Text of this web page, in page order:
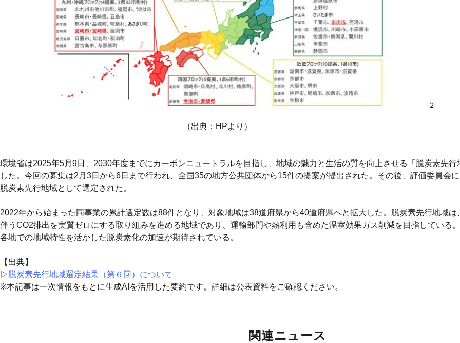
（出典：HPより）
環境省は2025年5月9日、2030年度までにカーボンニュートラルを目指し、地域の魅力と生活の質を向上させる「脱炭素先
した。今回の募集は2月3日から6日まで行われ、全国35の地方公共団体から15件の提案が提出された。その後、評価委員会
脱炭素先行地域として選定された。
2022年から始まった同事業の累計選定数は88件となり、対象地域は38道府県から40道府県へと拡大した。脱炭素先行地域
伴うCO2排出を実質ゼロにする取り組みを進める地域であり、運輸部門や熱利用も含めた温室効果ガス削減を目指している
各地での地域特性を活かした脱炭素化の加速が期待されている。
【出典】
▷ 脱炭素先行地域選定結果（第６回）について
※本記事は一次情報をもとに生成AIを活用した要約です。詳細は公表資料をご確認ください。
関連ニュース